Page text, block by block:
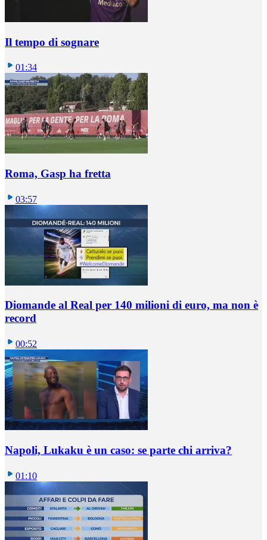
Il tempo di sognare
01:34
Roma, Gasp ha fretta
03:57
Diomande al Real per 140 milioni di euro, ma non è
record
00:52
Napoli, Lukaku è un caso: se parte chi arriva?
01:10